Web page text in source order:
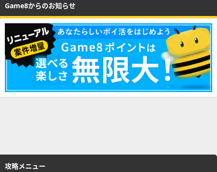
Game8からのお知らせ
攻略メニュー